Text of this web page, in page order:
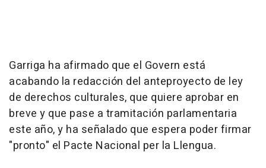
Garriga ha afirmado que el Govern está
acabando la redacción del anteproyecto de ley
de derechos culturales, que quiere aprobar en
breve y que pase a tramitación parlamentaria
este año, y ha señalado que espera poder firmar
"pronto" el Pacte Nacional per la Llengua.